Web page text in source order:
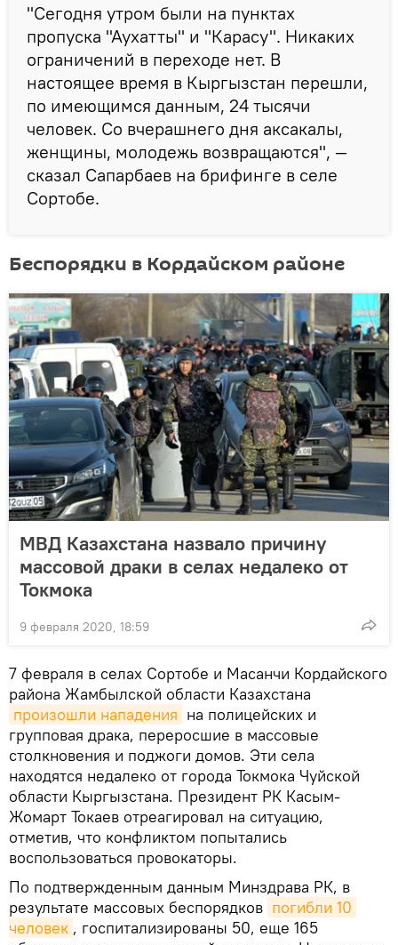
"Сегодня утром были на пунктах
пропуска "Аухатты" и "Карасу". Никаких
ограничений в переходе нет. В
настоящее время в Кыргызстан перешли,
по имеющимся данным, 24 тысячи
человек. Со вчерашнего дня аксакалы,
женщины, молодежь возвращаются", —
сказал Сапарбаев на брифинге в селе
Сортобе.
Беспорядки в Кордайском районе
МВД Казахстана назвало причину
массовой драки в селах недалеко от
Токмока
9 февраля 2020, 18:59
7 февраля в селах Сортобе и Масанчи Кордайского
района Жамбылской области Казахстана
произошли нападения на полицейских и
групповая драка, переросшие в массовые
столкновения и поджоги домов. Эти села
находятся недалеко от города Токмока Чуйской
области Кыргызстана. Президент РК Касым-
Жомарт Токаев отреагировал на ситуацию,
отметив, что конфликтом попытались
воспользоваться провокаторы.
По подтвержденным данным Минздрава РК, в
результате массовых беспорядков погибли 10
человек , госпитализированы 50, еще 165